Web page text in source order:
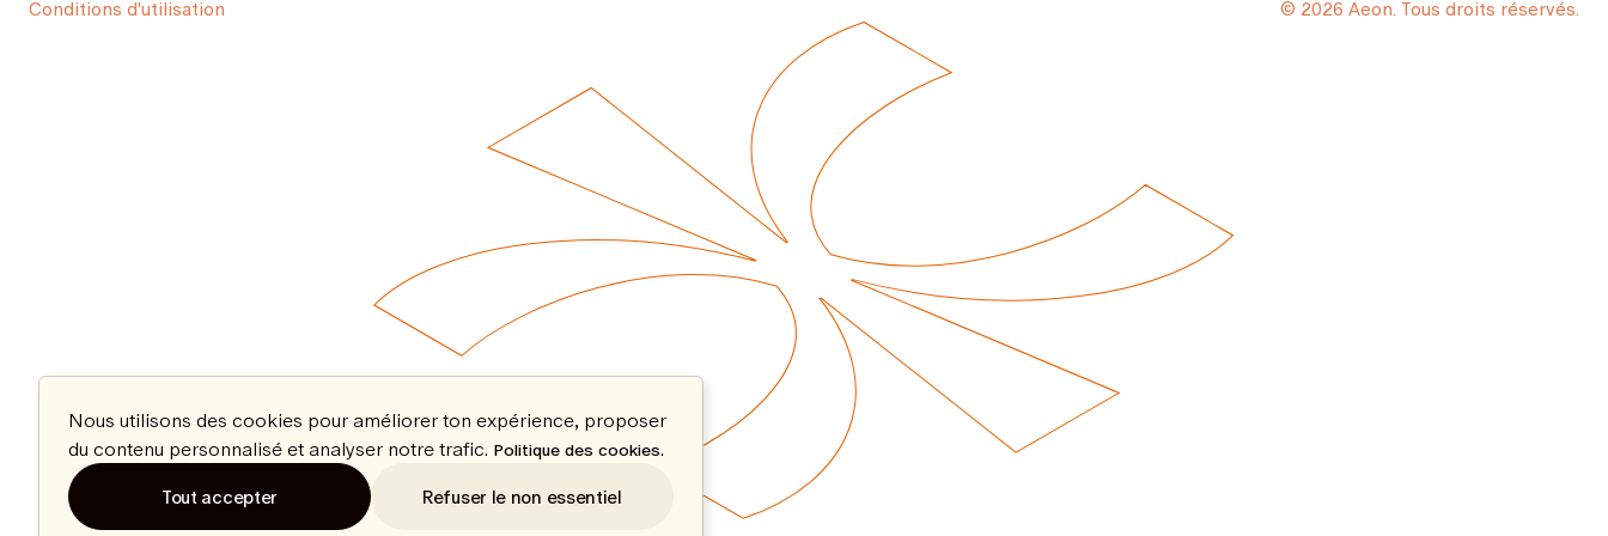
Conditions d'utilisation © 2026 Aeon. Tous droits réservés.
Nous utilisons des cookies pour améliorer ton expérience, proposer
du contenu personnalisé et analyser notre trafic. Politique des cookies.
Tout accepter Refuser le non essentiel